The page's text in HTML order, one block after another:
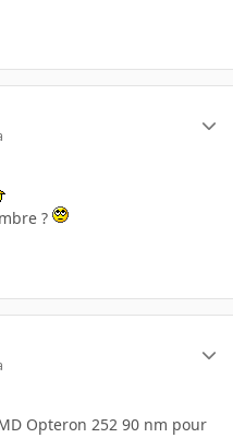
?
Opteron 252 90 nm pour